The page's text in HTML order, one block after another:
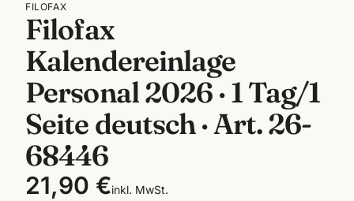
FILOFAX
Filofax
Kalendereinlage
Personal 2026 · 1 Tag/1
Seite deutsch · Art. 26-
68446
21,90 €inkl. MwSt.